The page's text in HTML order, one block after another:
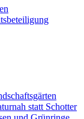
statt Schotter